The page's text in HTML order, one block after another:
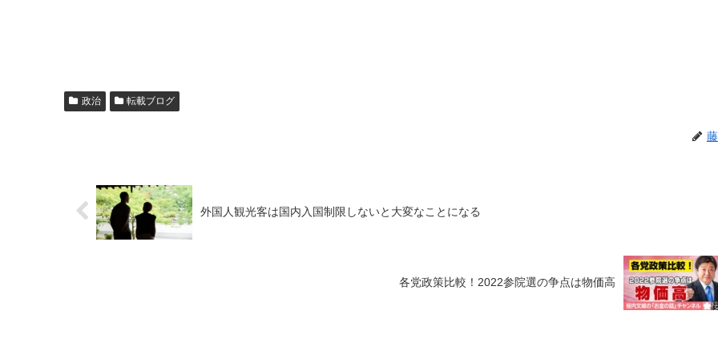
政治 転載ブログ
外国人観光客は国内入国制限しないと大変なことになる
各党政策比較！2022参院選の争点は物価高